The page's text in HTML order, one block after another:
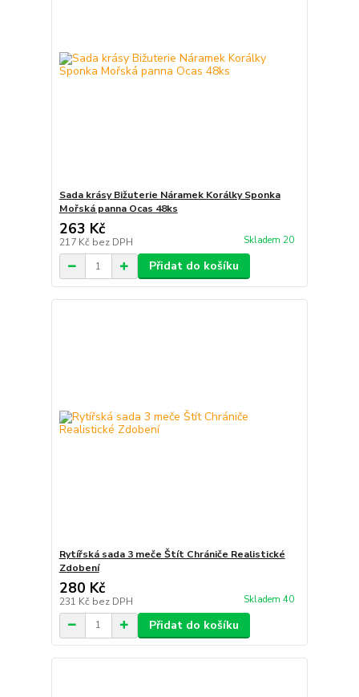
Sada krásy Bižuterie Náramek Korálky Sponka
Mořská panna Ocas 48ks
263 Kč
217 Kč bez DPH Skladem 20
Přidat do košíku
Rytířská sada 3 meče Štít Chrániče Realistické
Zdobení
280 Kč
231 Kč bez DPH Skladem 40
Přidat do košíku